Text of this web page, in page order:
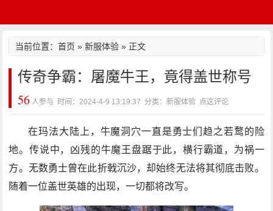
当前位置：首页 »新服体验 » 正文
传奇争霸：屠魔牛王，竟得盖世称号
56 人参与 时间：2024-4-9 13:19:37 分类：新服体验 点这评论
在玛法大陆上，牛魔洞穴一直是勇士们趋之若鹜的险
地。传说中，凶残的牛魔王盘踞于此，横行霸道，为祸一
方。无数勇士曾在此折戟沉沙，却始终无法将其彻底击败。
随着一位盖世英雄的出现，一切都将改写。